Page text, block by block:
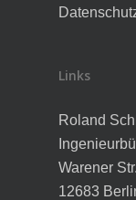
Links
Roland
Warener
12683